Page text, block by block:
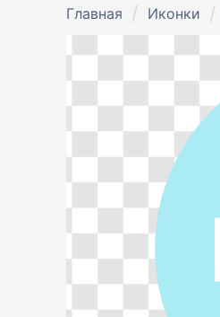
Главная / Иконки /